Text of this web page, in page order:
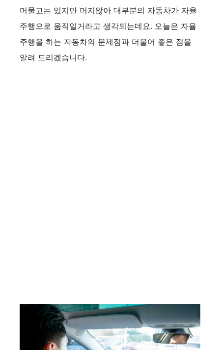
머물고는 있지만 머지않아 대부분의 자동차가 자율
주행으로 움직일거라고 생각되는데요. 오늘은 자율
주행을 하는 자동차의 문제점과 더물어 좋은 점을
알려 드리겠습니다.